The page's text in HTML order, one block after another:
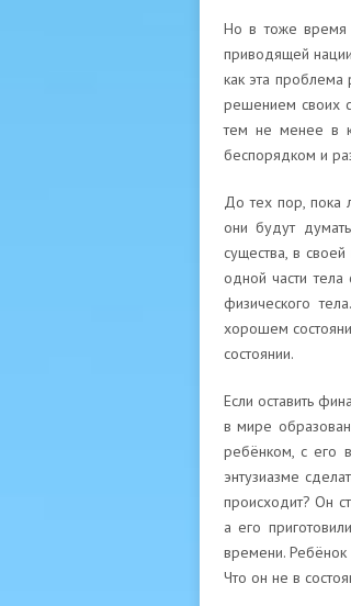
Но в тоже время
приводящей
как эта
решением своих
тем не менее в
беспорядком и
До тех пор, пока
они будут
существа, в
одной части тела
физического
хорошем
состоянии.
Если оставить
в мире
ребёнком, с его
энтузиазме
происходит? Он
а его
времени. Ребёнок
Что он не в